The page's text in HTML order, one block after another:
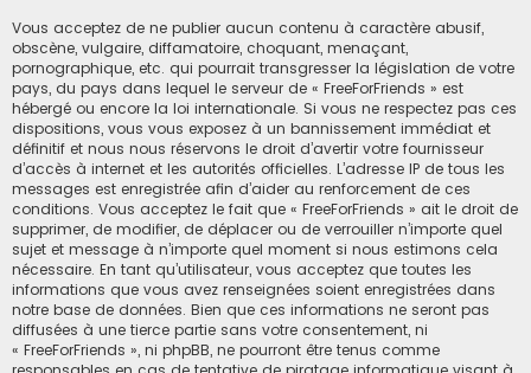
Vous acceptez de ne publier aucun contenu à caractère abusif,
obscène, vulgaire, diffamatoire, choquant, menaçant,
pornographique, etc. qui pourrait transgresser la législation de votre
pays, du pays dans lequel le serveur de « FreeForFriends » est
hébergé ou encore la loi internationale. Si vous ne respectez pas ces
dispositions, vous vous exposez à un bannissement immédiat et
définitif et nous nous réservons le droit d’avertir votre fournisseur
d’accès à internet et les autorités officielles. L’adresse IP de tous les
messages est enregistrée afin d’aider au renforcement de ces
conditions. Vous acceptez le fait que « FreeForFriends » ait le droit de
supprimer, de modifier, de déplacer ou de verrouiller n’importe quel
sujet et message à n’importe quel moment si nous estimons cela
nécessaire. En tant qu’utilisateur, vous acceptez que toutes les
informations que vous avez renseignées soient enregistrées dans
notre base de données. Bien que ces informations ne seront pas
diffusées à une tierce partie sans votre consentement, ni
« FreeForFriends », ni phpBB, ne pourront être tenus comme